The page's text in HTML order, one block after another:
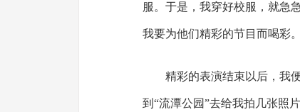
服。于是，我穿好校服，就急
我要为他们精彩的节目而喝彩。
精彩的表演结束以后，我
到“流潭公园”去给我拍几张照